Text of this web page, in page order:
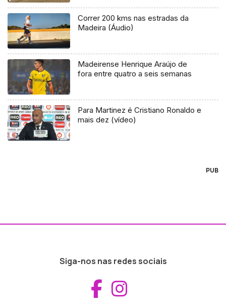
Correr 200 kms nas estradas da
Madeira (Áudio)
Madeirense Henrique Araújo de
fora entre quatro a seis semanas
Para Martinez é Cristiano Ronaldo e
mais dez (vídeo)
PUB
Siga-nos nas redes sociais
Aceder ao